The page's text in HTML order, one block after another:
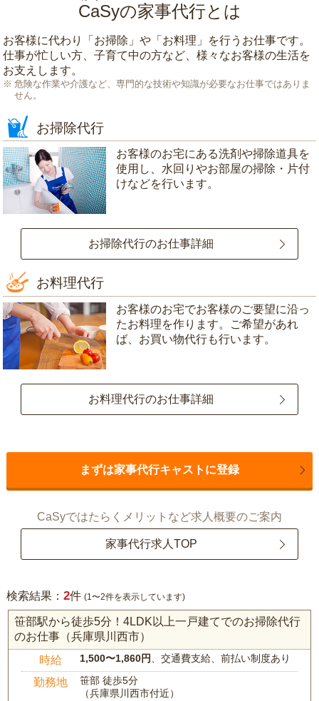
CaSyの家事代行とは
お客様に代わり「 お掃除 」や「 お料理 」を行うお仕事です。
仕事が忙しい方、子育て中の方など、様々なお客様の生活を
お支えします。
危険な作業や介護など、専門的な技術や知識が必要なお仕事ではありま
せん。
お掃除代行
お客様のお宅にある洗剤や掃除道具を
使用し、水回りやお部屋の掃除・片付
けなどを行います。
お掃除代行のお仕事詳細
お料理代行
お客様のお宅でお客様のご要望に沿っ
たお料理を作ります。ご希望があれ
ば、お買い物代行も行います。
お料理代行のお仕事詳細
まずは家事代行キャストに登録
CaSyではたらくメリットなど求人概要のご案内
家事代行求人TOP
検索結果： 2件 (1〜2件を表示しています)
笹部駅から徒歩5分！4LDK以上一戸建てでのお掃除代行
のお仕事（兵庫県川西市）
時給 1,500〜1,860円 、交通費支給、前払い制度あり
勤務地
笹部 徒歩5分
（兵庫県川西市付近）